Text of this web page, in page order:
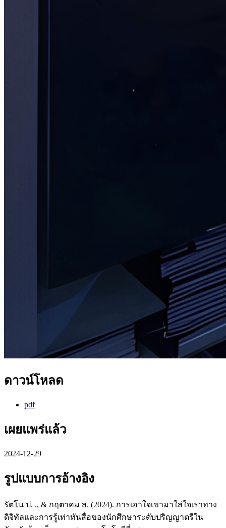
ดาวน์โหลด
pdf
เผยแพร่แล้ว
2024-12-29
รูปแบบการอ้างอิง
รัตโน ป. ., & กฤตาคม ส. (2024). การเอาใจเขามาใส่ใจเราทาง
ดิจิทัลและการรู้เท่าทันสื่อของนักศึกษาระดับปริญญาตรีใน